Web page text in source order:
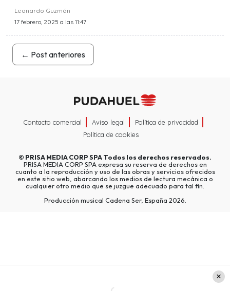
Leonardo Guzmán
17 febrero, 2025 a las 11:47
← Post anteriores
Contacto comercial Aviso legal
Política de privacidad
Política de cookies
© PRISA MEDIA CORP SPATodos los derechos reservados.
PRISA MEDIA CORP SPA expresa su reserva de derechos en
cuanto a la reproducción y uso de las obras y servicios ofrecidos
en este sitio web, abarcando los medios de lectura mecánica o
cualquier otro medio que se juzgue adecuado para tal fin.
Producción musical Cadena Ser, España 2026.